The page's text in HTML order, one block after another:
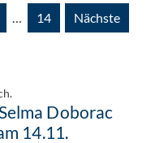
… 14 Nächste
Doborac
14.11.